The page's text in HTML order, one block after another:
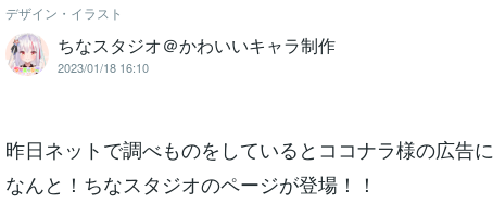
デザイン・イラスト
ちなスタジオ＠かわいいキャラ制作
2023/01/18 16:10
昨日ネットで調べものをしているとココナラ様の広告に
なんと！ちなスタジオのページが登場！！